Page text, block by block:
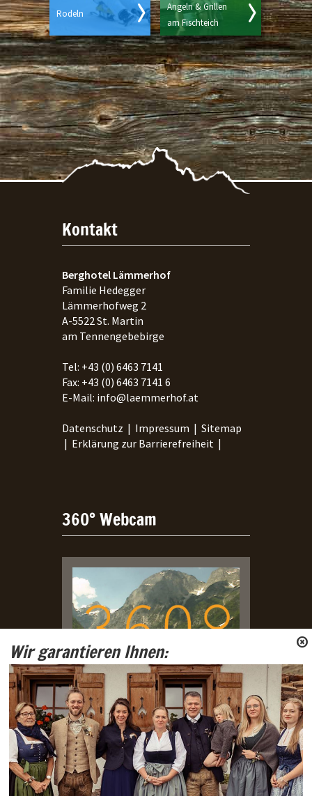
Wir garantieren Ihnen:
Rodeln
Angeln & Grillen
am Fischteich
Kontakt
Berghotel Lämmerhof
Familie Hedegger
Lämmerhofweg 2
A-5522St. Martin
am Tennengebebirge
Tel: +43 (0) 6463 7141
Fax: +43 (0) 6463 7141 6
E-Mail: info@laemmerhof.at
Datenschutz | Impressum | Sitemap
| Erklärung zur Barrierefreiheit |
360° Webcam
Live Webcam aus dem Lammertal
mit Blick auf Tennengebirge und
Gosaukamm.